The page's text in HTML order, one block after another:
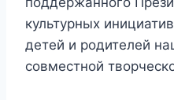
культурных
детей и родителей
совместной